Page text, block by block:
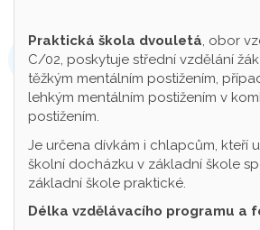
Praktická škola dvouletá, obor
C/02, poskytuje střední vzdělání
těžkým mentálním postižením,
lehkým mentálním postižením v
postižením.
Je určena dívkám i chlapcům, kteří
školní docházku v základní škole
základní škole praktické.
Délka vzdělávacího programu a